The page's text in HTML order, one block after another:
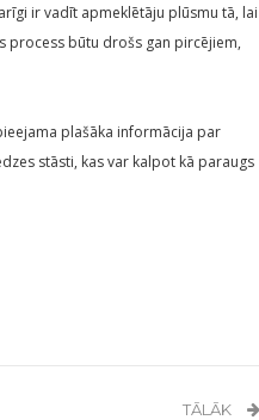
ir vadīt apmeklētāju plūsmu tā, lai
process būtu drošs gan pircējiem,
plašāka informācija par
stāsti, kas var kalpot kā paraugs
TĀLĀK